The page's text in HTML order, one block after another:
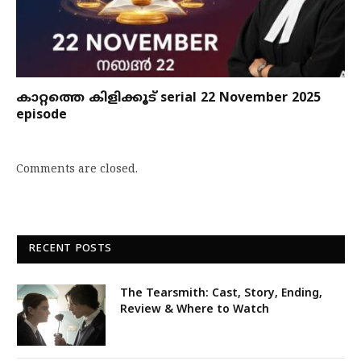
കാറ്റത്തെ കിളിക്കൂട് serial 22 November 2025
episode
Comments are closed.
RECENT POSTS
The Tearsmith: Cast, Story, Ending,
Review & Where to Watch